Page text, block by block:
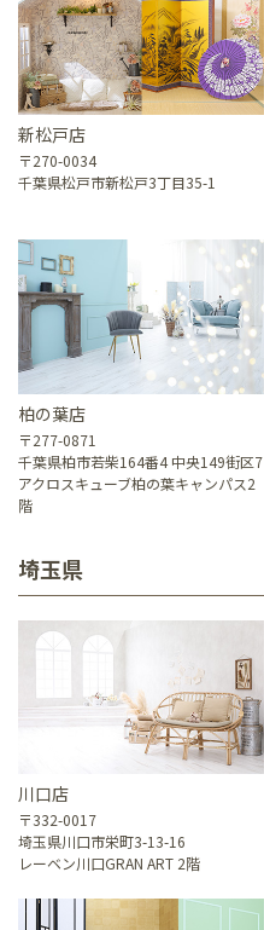
新松戸店
〒270-0034
千葉県松戸市新松戸3丁目35-1
柏の葉店
〒277-0871
千葉県柏市若柴164番4 中央149街区7
アクロスキューブ柏の葉キャンパス2
階
埼玉県
川口店
〒332-0017
埼玉県川口市栄町3-13-16
レーベン川口GRAN ART 2階